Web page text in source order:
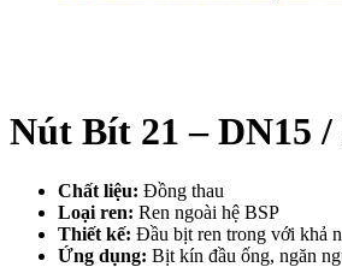
Nút Bít 21 – DN15
Chất liệu: Đồng thau
Loại ren: Ren ngoài hệ BSP
Thiết kế: Đầu bịt ren trong với khả
Ứng dụng: Bịt kín đầu ống, ngăn